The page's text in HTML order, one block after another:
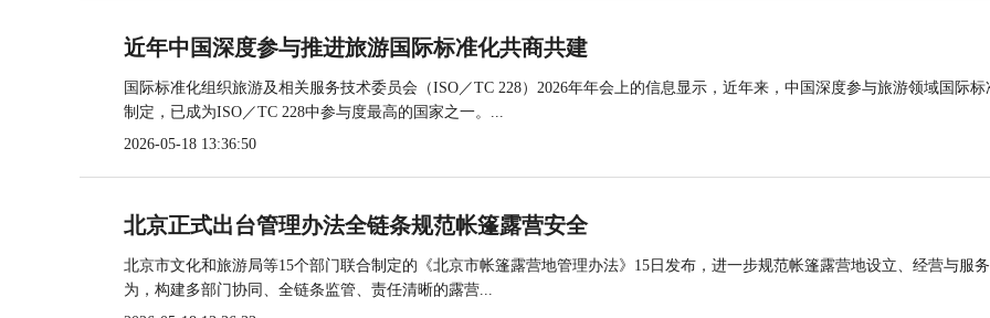
近年中国深度参与推进旅游国际标准化共商共建
国际标准化组织旅游及相关服务技术委员会（ISO／TC 228）2026年年会上的信息显示，近年来，中国深度参与旅游领域国际标
制定，已成为ISO／TC 228中参与度最高的国家之一。...
2026-05-18 13:36:50
北京正式出台管理办法全链条规范帐篷露营安全
北京市文化和旅游局等15个部门联合制定的《北京市帐篷露营地管理办法》15日发布，进一步规范帐篷露营地设立、经营与服
为，构建多部门协同、全链条监管、责任清晰的露营...